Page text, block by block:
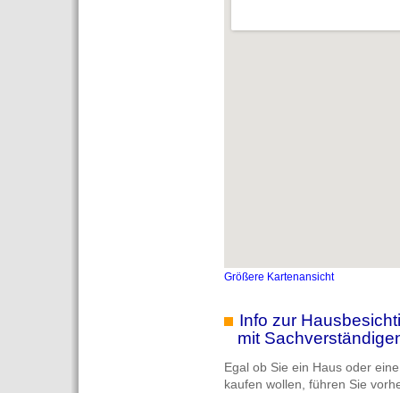
Größere Kartenansicht
Info zur
mit
Egal ob Sie ein Haus oder
kaufen wollen, führen Sie